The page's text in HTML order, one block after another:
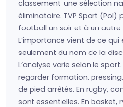
classement, une sélection
éliminatoire. TVP Sport (Pol)
football un soir et à un autre
L’importance vient de ce qui
seulement du nom de la
L’analyse varie selon le
regarder formation,
de pied arrêtés. En rugby,
sont essentielles. En basket,